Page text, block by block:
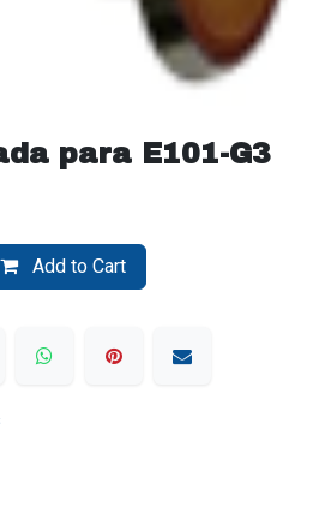
para E101-G3
Add to Cart